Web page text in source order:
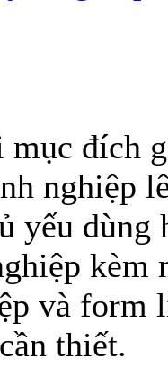
mục đích
nghiệp
yếu
và form
thiết.